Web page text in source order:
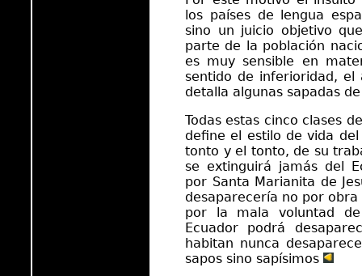
los países de lengua
sino un juicio objetivo
parte de la población
es muy sensible en
sentido de inferioridad,
detalla algunas sapadas
Todas estas cinco clases
define el estilo de vida
tonto y el tonto, de su
se extinguirá jamás del
por Santa Marianita de
desaparecería no por
por la mala voluntad
Ecuador podrá
habitan nunca
sapos sino sapísimos